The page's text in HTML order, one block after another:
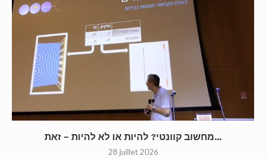
מחשוב קוונטי? להיות או לא להיות – זאת...
28 juillet 2026